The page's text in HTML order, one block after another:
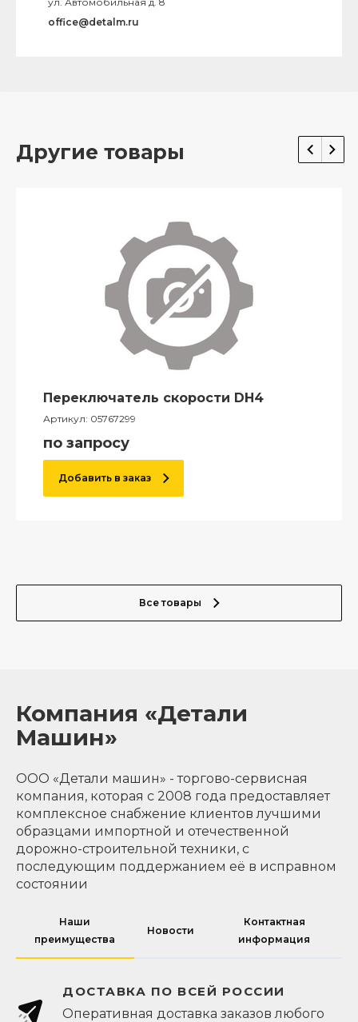
office@detalm.ru
Другие товары
Переключатель скорости DH4
Артикул: 05767299
по запросу
Добавить в заказ
Все товары
Компания «Детали
Машин»
ООО «Детали машин» - торгово-сервисная
компания, которая с 2008 года предоставляет
комплексное снабжение клиентов лучшими
образцами импортной и отечественной
дорожно-строительной техники, с
последующим поддержанием её в исправном
состоянии
Наши
преимущества
Новости
Контактная
информация
ДОСТАВКА ПО ВСЕЙ РОССИИ
Оперативная доставка заказов любого